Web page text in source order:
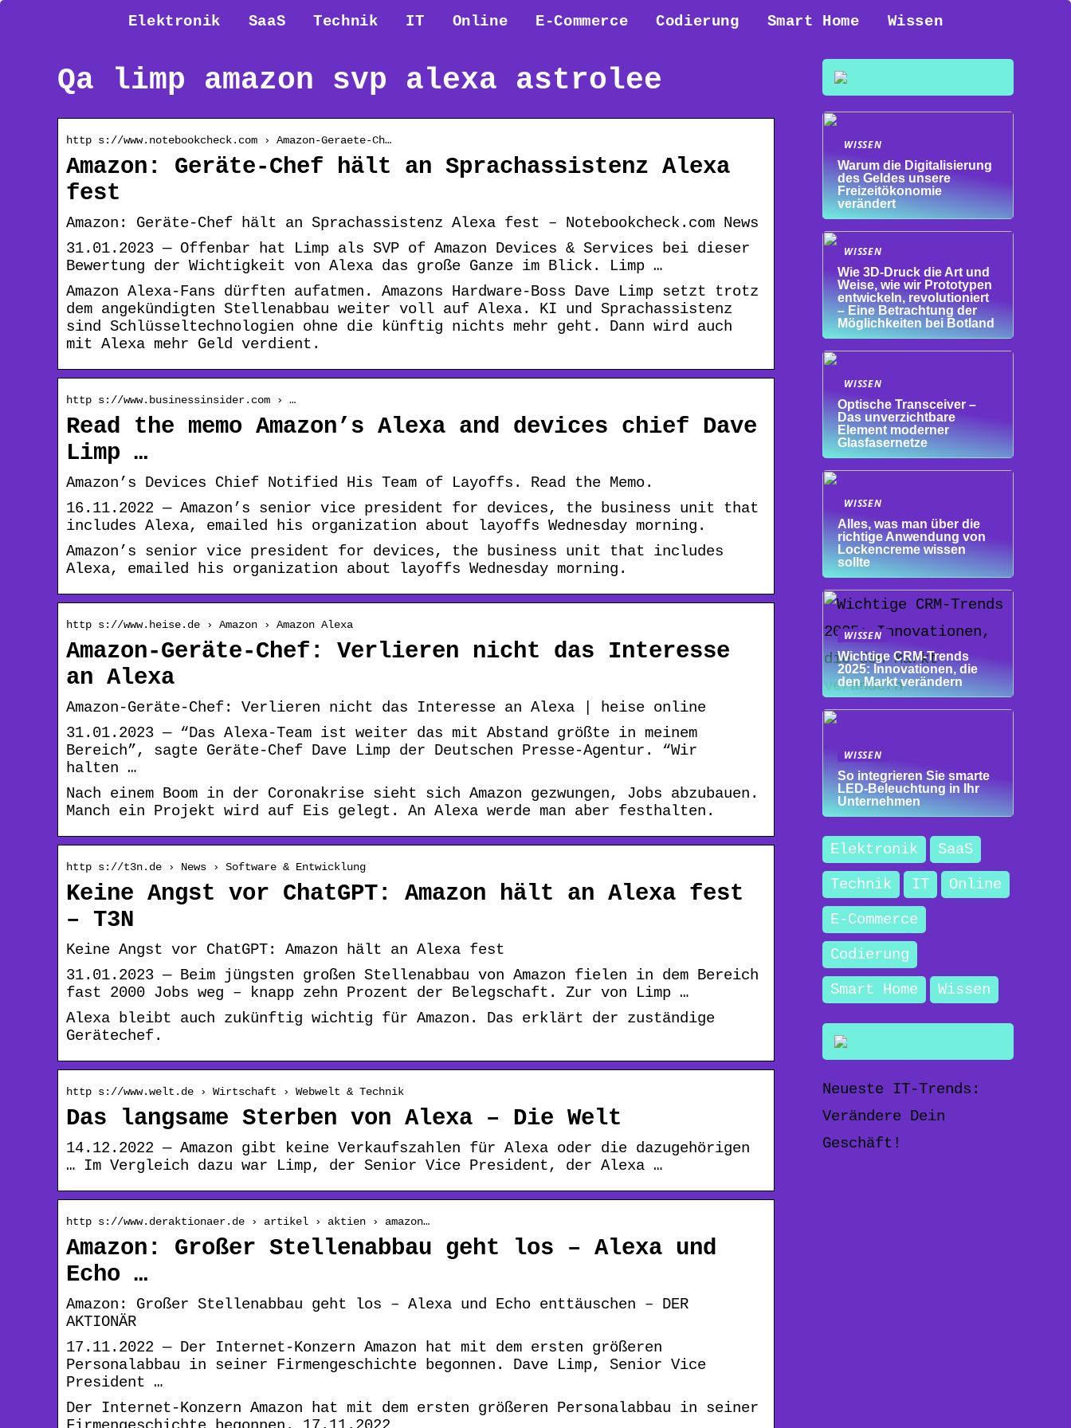
Elektronik SaaS Technik IT Online E-Commerce Codierung Smart Home Wissen
Qa limp amazon svp alexa astrolee
http s://www.notebookcheck.com › Amazon-Geraete-Ch…
Amazon: Geräte-Chef hält an Sprachassistenz Alexa
fest
Amazon: Geräte-Chef hält an Sprachassistenz Alexa fest – Notebookcheck.com News
31.01.2023 — Offenbar hat Limp als SVP of Amazon Devices & Services bei dieser
Bewertung der Wichtigkeit von Alexa das große Ganze im Blick. Limp …
Amazon Alexa-Fans dürften aufatmen. Amazons Hardware-Boss Dave Limp setzt trotz
dem angekündigten Stellenabbau weiter voll auf Alexa. KI und Sprachassistenz
sind Schlüsseltechnologien ohne die künftig nichts mehr geht. Dann wird auch
mit Alexa mehr Geld verdient.
http s://www.businessinsider.com › …
Read the memo Amazon’s Alexa and devices chief Dave
Limp …
Amazon’s Devices Chief Notified His Team of Layoffs. Read the Memo.
16.11.2022 — Amazon’s senior vice president for devices, the business unit that
includes Alexa, emailed his organization about layoffs Wednesday morning.
Amazon’s senior vice president for devices, the business unit that includes
Alexa, emailed his organization about layoffs Wednesday morning.
http s://www.heise.de › Amazon › Amazon Alexa
Amazon-Geräte-Chef: Verlieren nicht das Interesse
an Alexa
Amazon-Geräte-Chef: Verlieren nicht das Interesse an Alexa | heise online
31.01.2023 — “Das Alexa-Team ist weiter das mit Abstand größte in meinem
Bereich”, sagte Geräte-Chef Dave Limp der Deutschen Presse-Agentur. “Wir
halten …
Nach einem Boom in der Coronakrise sieht sich Amazon gezwungen, Jobs abzubauen.
Manch ein Projekt wird auf Eis gelegt. An Alexa werde man aber festhalten.
http s://t3n.de › News › Software & Entwicklung
Keine Angst vor ChatGPT: Amazon hält an Alexa fest
– T3N
Keine Angst vor ChatGPT: Amazon hält an Alexa fest
31.01.2023 — Beim jüngsten großen Stellenabbau von Amazon fielen in dem Bereich
fast 2000 Jobs weg – knapp zehn Prozent der Belegschaft. Zur von Limp …
Alexa bleibt auch zukünftig wichtig für Amazon. Das erklärt der zuständige
Gerätechef.
http s://www.welt.de › Wirtschaft › Webwelt & Technik
Das langsame Sterben von Alexa – Die Welt
14.12.2022 — Amazon gibt keine Verkaufszahlen für Alexa oder die dazugehörigen
… Im Vergleich dazu war Limp, der Senior Vice President, der Alexa …
http s://www.deraktionaer.de › artikel › aktien › amazon…
Amazon: Großer Stellenabbau geht los – Alexa und
Echo …
Amazon: Großer Stellenabbau geht los – Alexa und Echo enttäuschen – DER
AKTIONÄR
17.11.2022 — Der Internet-Konzern Amazon hat mit dem ersten größeren
Personalabbau in seiner Firmengeschichte begonnen. Dave Limp, Senior Vice
President …
Der Internet-Konzern Amazon hat mit dem ersten größeren Personalabbau in seiner
WISSEN
Warum die Digitalisierung
des Geldes unsere
Freizeitökonomie
verändert
WISSEN
Wie 3D-Druck die Art und
Weise, wie wir Prototypen
entwickeln, revolutioniert
– Eine Betrachtung der
Möglichkeiten bei Botland
WISSEN
Optische Transceiver –
Das unverzichtbare
Element moderner
Glasfasernetze
WISSEN
Alles, was man über die
richtige Anwendung von
Lockencreme wissen
sollte
WISSEN
Wichtige CRM-Trends
2025: Innovationen, die
den Markt verändern
WISSEN
So integrieren Sie smarte
LED-Beleuchtung in Ihr
Unternehmen
Elektronik
SaaS
Technik
IT
Online
E-Commerce
Codierung
Smart Home
Wissen
Neueste IT-Trends:
Verändere Dein
Geschäft!